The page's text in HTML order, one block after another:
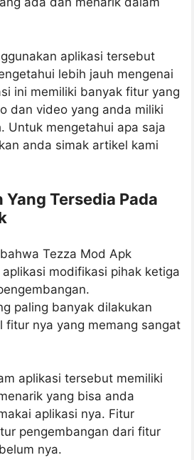
aplikasi tersebut
lebih jauh mengenai
ini memiliki banyak fitur yang
dan video yang anda miliki
Untuk mengetahui apa saja
anda simak artikel kami
Tersedia Pada
Tezza Mod Apk
modifikasi pihak ketiga
paling banyak dilakukan
fitur nya yang memang sangat
aplikasi tersebut memiliki
yang bisa anda
aplikasi nya. Fitur
pengembangan dari fitur
nya.